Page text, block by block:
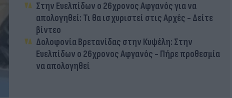
Στην Ευελπίδων ο 26χρονος Αφγανός για να
απολογηθεί: Τι θα ισχυριστεί στις Αρχές - Δείτε
βίντεο
Δολοφονία Βρετανίδας στην Κυψέλη: Στην
Ευελπίδων ο 26χρονος Αφγανός - Πήρε προθεσμία
να απολογηθεί